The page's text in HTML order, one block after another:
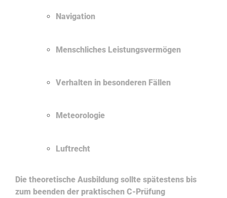
Navigation
Menschliches Leistungsvermögen
Verhalten in besonderen Fällen
Meteorologie
Luftrecht
Die theoretische Ausbildung sollte spätestens bis
zum beenden der praktischen C-Prüfung